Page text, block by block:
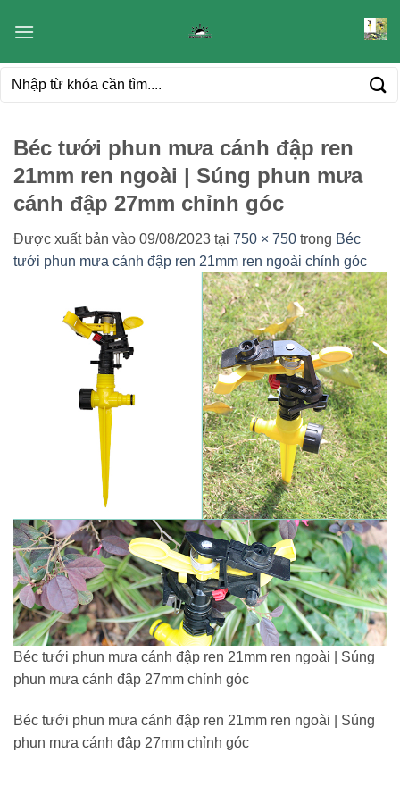
qua
dung
Tìm
Béc tưới phun mưa cánh đập ren
21mm ren ngoài | Súng phun mưa
cánh đập 27mm chỉnh góc
Được xuất bản vào 09/08/2023 tại 750 × 750 trong Béc
tưới phun mưa cánh đập ren 21mm ren ngoài chỉnh góc
Béc tưới phun mưa cánh đập ren 21mm ren ngoài | Súng
phun mưa cánh đập 27mm chỉnh góc
Béc tưới phun mưa cánh đập ren 21mm ren ngoài | Súng
phun mưa cánh đập 27mm chỉnh góc